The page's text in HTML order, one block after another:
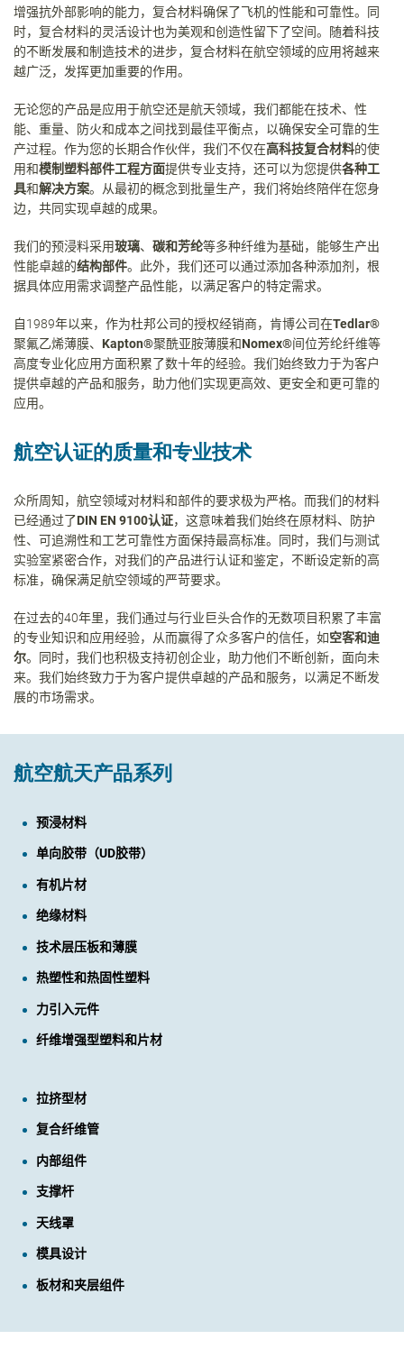
增强抗外部影响的能力，复合材料确保了飞机的性能和可靠性。同
时，复合材料的灵活设计也为美观和创造性留下了空间。随着科技
的不断发展和制造技术的进步，复合材料在航空领域的应用将越来
越广泛，发挥更加重要的作用。
无论您的产品是应用于航空还是航天领域，我们都能在技术、性
能、重量、防火和成本之间找到最佳平衡点，以确保安全可靠的生
产过程。作为您的长期合作伙伴，我们不仅在高科技复合材料的使
用和模制塑料部件工程方面提供专业支持，还可以为您提供各种工
具和解决方案。从最初的概念到批量生产，我们将始终陪伴在您身
边，共同实现卓越的成果。
我们的预浸料采用玻璃、 碳和芳纶等多种纤维为基础，能够生产出
性能卓越的结构部件。此外，我们还可以通过添加各种添加剂，根
据具体应用需求调整产品性能，以满足客户的特定需求。
自1989年以来，作为杜邦公司的授权经销商，肯博公司在Tedlar®
聚氟乙烯薄膜、 Kapton®聚酰亚胺薄膜和Nomex®间位芳纶纤维等
高度专业化应用方面积累了数十年的经验。我们始终致力于为客户
提供卓越的产品和服务，助力他们实现更高效、更安全和更可靠的
应用。
航空认证的质量和专业技术
众所周知，航空领域对材料和部件的要求极为严格。而我们的材料
已经通过了DIN EN 9100认证，这意味着我们始终在原材料、防护
性、可追溯性和工艺可靠性方面保持最高标准。同时，我们与测试
实验室紧密合作，对我们的产品进行认证和鉴定，不断设定新的高
标准，确保满足航空领域的严苛要求。
在过去的40年里，我们通过与行业巨头合作的无数项目积累了丰富
的专业知识和应用经验，从而赢得了众多客户的信任，如空客和迪
尔。同时，我们也积极支持初创企业，助力他们不断创新，面向未
来。我们始终致力于为客户提供卓越的产品和服务，以满足不断发
展的市场需求。
航空航天产品系列
预浸材料
单向胶带（UD胶带）
有机片材
绝缘材料
技术层压板和薄膜
热塑性和热固性塑料
力引入元件
纤维增强型塑料和片材
拉挤型材
复合纤维管
内部组件
支撑杆
天线罩
模具设计
板材和夹层组件